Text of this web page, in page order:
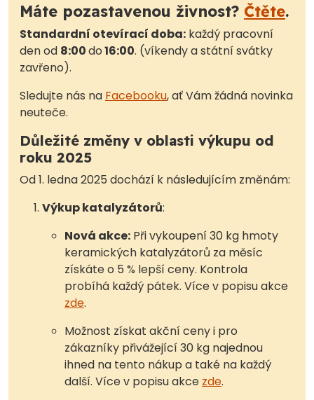
Máte pozastavenou živnost? Čtěte.
Standardní otevírací doba: každý pracovní
den od 8:00do16:00. (víkendy a státní svátky
zavřeno).
Sledujte nás na Facebooku, ať Vám žádná novinka
neuteče.
Důležité změny v oblasti výkupu od
roku 2025
Od 1. ledna 2025 dochází k následujícím změnám:
Výkup katalyzátorů:
Nová akce: Při vykoupení 30 kg hmoty
keramických katalyzátorů za měsíc
získáte o 5 % lepší ceny. Kontrola
probíhá každý pátek. Více v popisu akce
zde.
Možnost získat akční ceny i pro
zákazníky přivážející 30 kg najednou
ihned na tento nákup a také na každý
další. Více v popisu akce zde.